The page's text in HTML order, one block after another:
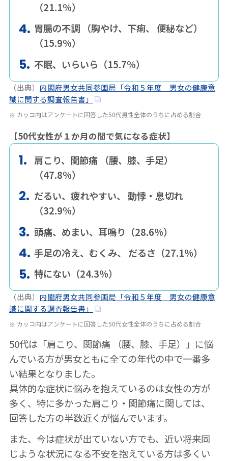
（21.1%）
胃腸の不調 （胸やけ、下痢、 便秘など）
（15.9%）
不眠、いらいら（15.7%）
（出典） 内閣府男女共同参画局「令和５年度 男女の健康意
識に関する調査報告書」
カッコ内はアンケートに回答した50代男性全体のうちに占める割合
【50代女性が１か月の間で気になる症状】
肩こり、関節痛 （腰、膝、手足）
（47.8%）
だるい、疲れやすい、 動悸・息切れ
（32.9%）
頭痛、めまい、耳鳴り（28.6%）
手足の冷え、むくみ、 だるさ（27.1%）
特にない（24.3%）
（出典） 内閣府男女共同参画局「令和５年度 男女の健康意
識に関する調査報告書」
カッコ内はアンケートに回答した50代女性全体のうちに占める割合
50代は「肩こり、関節痛 （腰、膝、手足）」に悩
んでいる方が男女ともに全ての年代の中で一番多
い結果となりました。
具体的な症状に悩みを抱えているのは女性の方が
多く、特に多かった肩こり・関節痛に関しては、
回答した方の半数近くが悩んでいます。
また、今は症状が出ていない方でも、近い将来同
じような状況になる不安を抱えている方は多くい